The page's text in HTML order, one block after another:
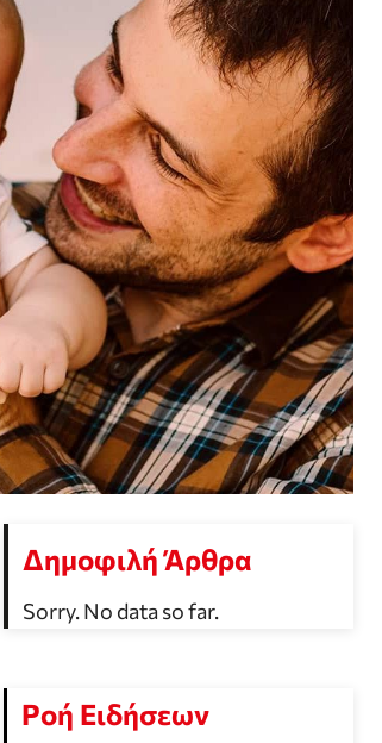
Δημοφιλή Άρθρα
Sorry. No data so far.
Ροή Ειδήσεων